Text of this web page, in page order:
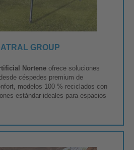
GROUP
Nortene ofrece soluciones
céspedes premium de
modelos 100 % reciclados con
estándar ideales para espacios